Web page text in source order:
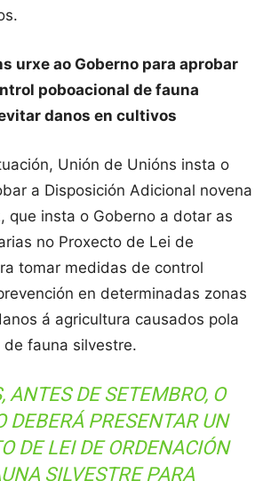
urxe ao Goberno para aprobar
poboacional de fauna
danos en cultivos
Unión de Unións insta o
a Disposición Adicional novena
que insta o Goberno a dotar as
no Proxecto de Lei de
tomar medidas de control
en determinadas zonas
á agricultura causados pola
fauna silvestre.
ANTES DE SETEMBRO, O
DEBERÁ PRESENTAR UN
DE LEI DE ORDENACIÓN
SILVESTRE PARA